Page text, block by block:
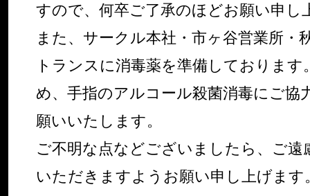
すので、何卒ご了承のほどお願い申し
また、サークル本社・市ヶ谷営業所・
トランスに消毒薬を準備しております
め、手指のアルコール殺菌消毒にご協
願いいたします。
ご不明な点などございましたら、ご遠
いただきますようお願い申し上げます